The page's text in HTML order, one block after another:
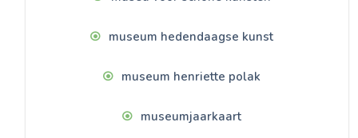
museum hedendaagse kunst
museum henriette polak
museumjaarkaart